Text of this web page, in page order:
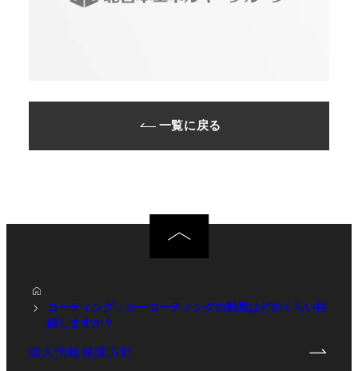
一覧に戻る
コーティング：カーコーティングの効果はどのくらい持
続しますか？
個人情報保護方針